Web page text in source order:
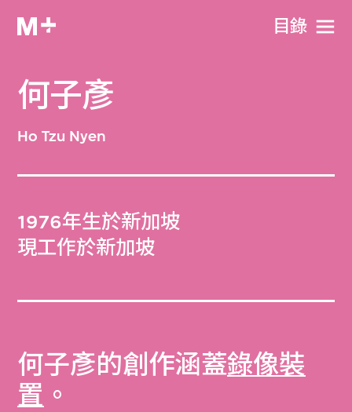
目​錄
何子彥
Ho Tzu Nyen
1976年生於新加坡
現工作於新加坡
何子彥的創作涵蓋錄像裝
置 。